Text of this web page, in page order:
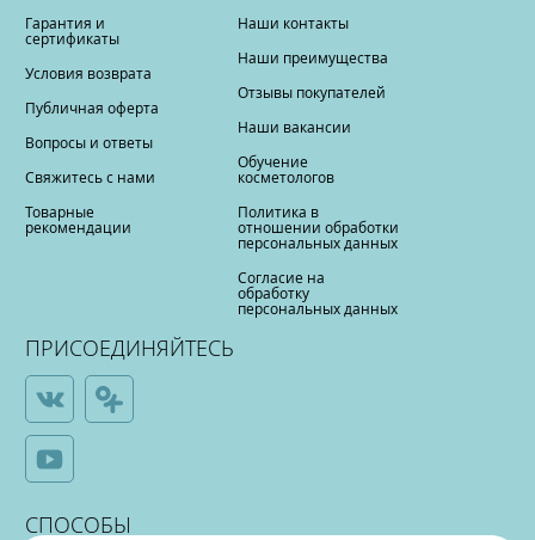
Гарантия и
сертификаты
Условия возврата
Публичная оферта
Вопросы и ответы
Свяжитесь с нами
Товарные
рекомендации
Наши контакты
Наши преимущества
Отзывы покупателей
Наши вакансии
Обучение
косметологов
Политика в
отношении обработки
персональных данных
Согласие на
обработку
персональных данных
ПРИСОЕДИНЯЙТЕСЬ
СПОСОБЫ